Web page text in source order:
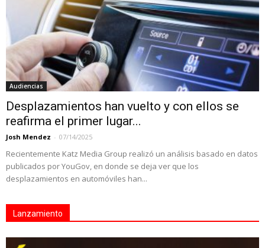
Audiencias
Desplazamientos han vuelto y con ellos se
reafirma el primer lugar...
Josh Mendez - 07/14/2025
Recientemente Katz Media Group realizó un análisis basado en datos
publicados por YouGov, en donde se deja ver que los
desplazamientos en automóviles han...
Lanzamiento